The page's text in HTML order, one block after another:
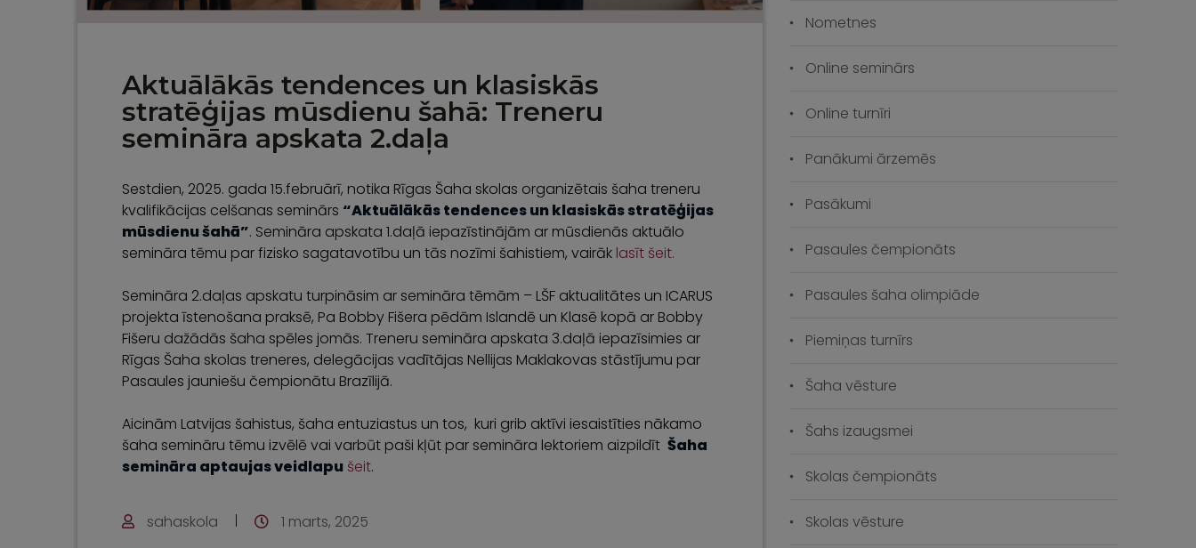
Aktuālākās tendences un klasiskās
stratēģijas mūsdienu šahā: Treneru
semināra apskata 2.daļa
Sestdien, 2025. gada 15.februārī, notika Rīgas Šaha skolas organizētais šaha treneru
kvalifikācijas celšanas seminārs “Aktuālākās tendences un klasiskās stratēģijas
mūsdienu šahā”. Semināra apskata 1.daļā iepazīstinājām ar mūsdienās aktuālo
semināra tēmu par fizisko sagatavotību un tās nozīmi šahistiem, vairāk lasīt šeit.
Semināra 2.daļas apskatu turpināsim ar semināra tēmām – LŠF aktualitātes un ICARUS
projekta īstenošana praksē, Pa Bobby Fišera pēdām Islandē un Klasē kopā ar Bobby
Fišeru dažādās šaha spēles jomās. Treneru semināra apskata 3.daļā iepazīsimies ar
Rīgas Šaha skolas treneres, delegācijas vadītājas Nellijas Maklakovas stāstījumu par
Pasaules jauniešu čempionātu Brazīlijā.
Aicinām Latvijas šahistus, šaha entuziastus un tos, kuri grib aktīvi iesaistīties nākamo
šaha semināru tēmu izvēlē vai varbūt paši kļūt par semināra lektoriem aizpildīt Šaha
semināra aptaujas veidlapu šeit.
sahaskola
1 marts, 2025
Nometnes
Online seminārs
Online turnīri
Panākumi ārzemēs
Pasākumi
Pasaules čempionāts
Pasaules šaha olimpiāde
Piemiņas turnīrs
Šaha vēsture
Šahs izaugsmei
Skolas čempionāts
Skolas vēsture